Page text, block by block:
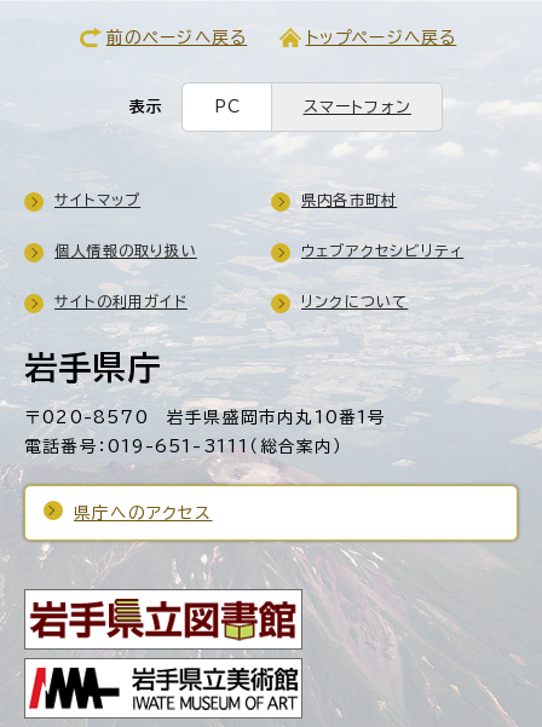
前のページへ戻る トップページへ戻る
表示 PC スマートフォン
岩手県庁
〒020-8570 岩手県盛岡市内丸10番1号
電話番号：019-651-3111（総合案内）
県庁へのアクセス
サイトマップ 県内各市町村
個人情報の取り扱い ウェブアクセシビリティ
サイトの利用ガイド リンクについて